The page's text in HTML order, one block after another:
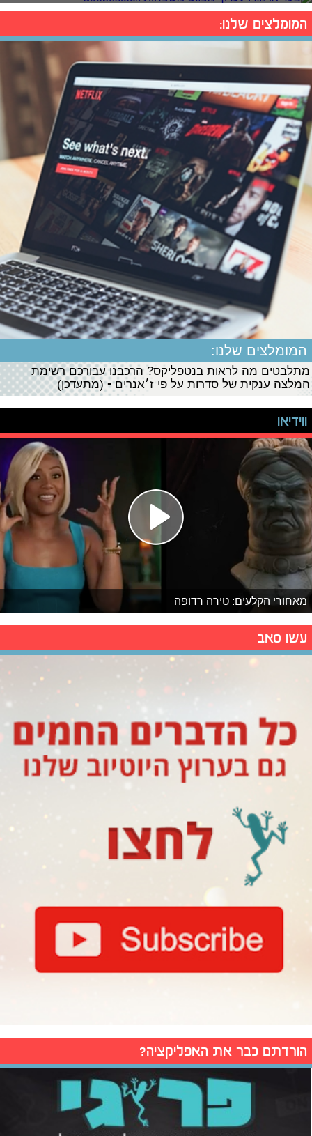
המומלצים שלנו:
המומלצים שלנו:
מתלבטים מה לראות בנטפליקס? הרכבנו עבורכם רשימת
המלצה ענקית של סדרות על פי ז׳אנרים • (מתעדכן)
ווידיאו
מאחורי הקלעים: טירה רדופה
עשו סאב
הורדתם כבר את האפליקציה?